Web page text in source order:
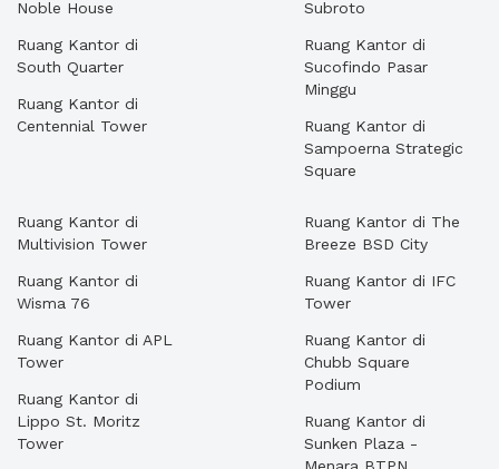
Noble House
Ruang Kantor di
South Quarter
Ruang Kantor di
Centennial Tower
Subroto
Ruang Kantor di
Sucofindo Pasar
Minggu
Ruang Kantor di
Sampoerna Strategic
Square
Ruang Kantor di
Multivision Tower
Ruang Kantor di
Wisma 76
Ruang Kantor di APL
Tower
Ruang Kantor di
Lippo St. Moritz
Tower
Ruang Kantor di The
Breeze BSD City
Ruang Kantor di IFC
Tower
Ruang Kantor di
Chubb Square
Podium
Ruang Kantor di
Sunken Plaza -